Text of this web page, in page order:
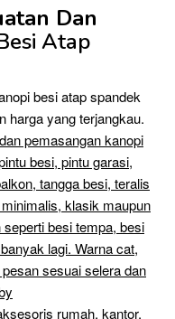
Dan
Atap
besi atap spandek
harga yang terjangkau.
pemasangan kanopi
besi, pintu garasi,
tangga besi, teralis
klasik maupun
besi tempa, besi
lagi. Warna cat,
sesuai selera dan
rumah, kantor,